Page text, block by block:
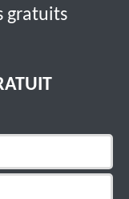
gratuits